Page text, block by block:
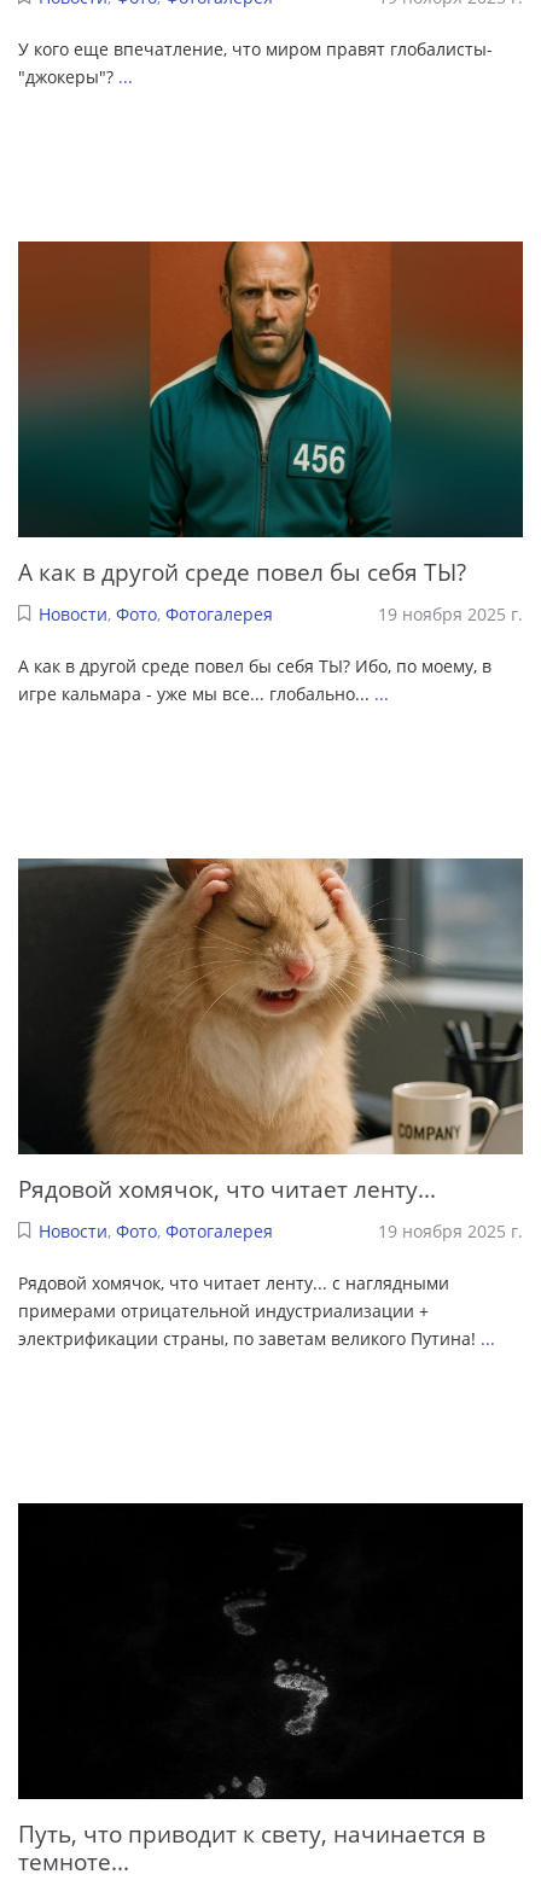
У кого еще впечатление, что миром правят глобалисты-
"джокеры"? ...
А как в другой среде повел бы себя ТЫ?
Новости, Фото, Фотогалерея 19 ноября 2025 г.
А как в другой среде повел бы себя ТЫ? Ибо, по моему, в
игре кальмара - уже мы все... глобально... ...
Рядовой хомячок, что читает ленту...
Новости, Фото, Фотогалерея 19 ноября 2025 г.
Рядовой хомячок, что читает ленту... с наглядными
примерами отрицательной индустриализации +
электрификации страны, по заветам великого Путина! ...
Путь, что приводит к свету, начинается в
темноте...